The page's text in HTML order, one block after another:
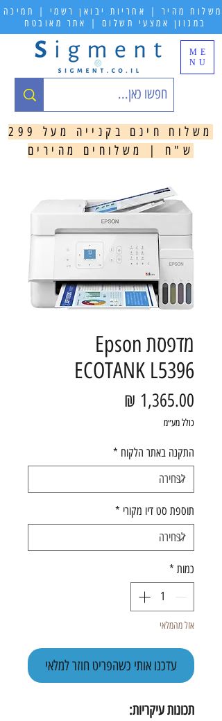
ME
NU
משלוח מהיר | אחריות יבואן רשמי | תמיכה
במגוון אמצעי תשלום | אתר מאובטח
משלוח חינם בקנייה מעל 299
ש"ח | משלוחים מהירים
מדפסת Epson
ECOTANK L5396
כולל מע״מ
התקנה באתר הלקוח *
תוספת סט דיו מקורי *
כמות *
אזל מהמלאי
עדכנו אותי כשהפריט חוזר למלאי
תכונות עיקריות: